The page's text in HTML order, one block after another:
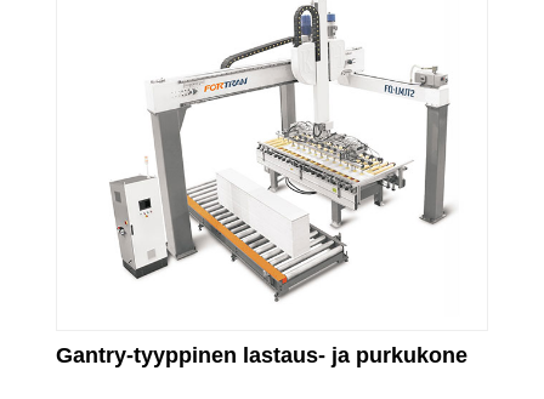
Gantry-tyyppinen lastaus- ja purkukone